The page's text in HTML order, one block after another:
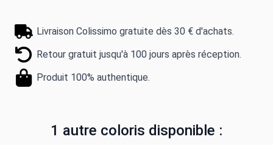
Livraison Colissimo gratuite dès 30 € d'achats.
Retour gratuit jusqu'à 100 jours après réception.
Produit 100% authentique.
1 autre coloris disponible :